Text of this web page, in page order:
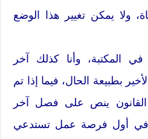
ولا يمكن تغيير هذا الوضع
المكتبة، وأنا كذلك آخر
بطبيعة الحال، فيما إذا تم
ينص على فصل آخر
أول فرصة عمل تستدعي